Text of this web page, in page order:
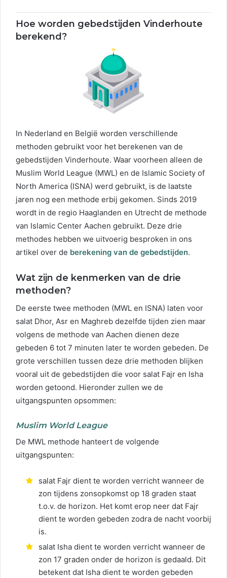
Hoe worden gebedstijden Vinderhoute
berekend?
In Nederland en België worden verschillende
methoden gebruikt voor het berekenen van de
gebedstijden Vinderhoute. Waar voorheen alleen de
Muslim World League (MWL) en de Islamic Society of
North America (ISNA) werd gebruikt, is de laatste
jaren nog een methode erbij gekomen. Sinds 2019
wordt in de regio Haaglanden en Utrecht de methode
van Islamic Center Aachen gebruikt. Deze drie
methodes hebben we uitvoerig besproken in ons
artikel over de berekening van de gebedstijden.
Wat zijn de kenmerken van de drie
methoden?
De eerste twee methoden (MWL en ISNA) laten voor
salat Dhor, Asr en Maghreb dezelfde tijden zien maar
volgens de methode van Aachen dienen deze
gebeden 6 tot 7 minuten later te worden gebeden. De
grote verschillen tussen deze drie methoden blijken
vooral uit de gebedstijden die voor salat Fajr en Isha
worden getoond. Hieronder zullen we de
uitgangspunten opsommen:
Muslim World League
De MWL methode hanteert de volgende
uitgangspunten:
salat Fajr dient te worden verricht wanneer de
zon tijdens zonsopkomst op 18 graden staat
t.o.v. de horizon. Het komt erop neer dat Fajr
dient te worden gebeden zodra de nacht voorbij
is.
salat Isha dient te worden verricht wanneer de
zon 17 graden onder de horizon is gedaald. Dit
betekent dat Isha dient te worden gebeden